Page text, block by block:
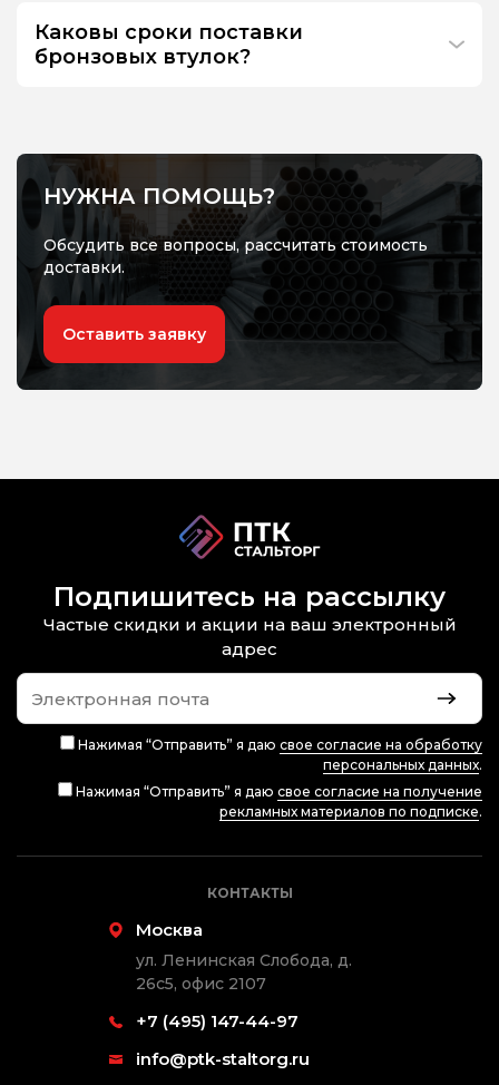
Каковы сроки поставки
бронзовых втулок?
НУЖНА ПОМОЩЬ?
Обсудить все вопросы, рассчитать стоимость
доставки.
Оставить заявку
Подпишитесь на рассылку
Частые скидки и акции на ваш электронный
адрес
Нажимая “Отправить” я даю свое согласие на обработку
персональных данных.
Нажимая “Отправить” я даю свое согласие на получение
рекламных материалов по подписке.
КОНТАКТЫ
Москва
ул. Ленинская Слобода, д.
26с5, офис 2107
+7 (495) 147-44-97
info@ptk-staltorg.ru